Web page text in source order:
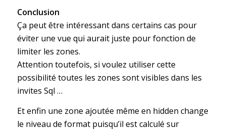
Conclusion
Ça peut être intéressant dans certains cas pour
éviter une vue qui aurait juste pour fonction de
limiter les zones.
Attention toutefois, si voulez utiliser cette
possibilité toutes les zones sont visibles dans les
invites Sql …
Et enfin une zone ajoutée même en hidden change
le niveau de format puisqu’il est calculé sur